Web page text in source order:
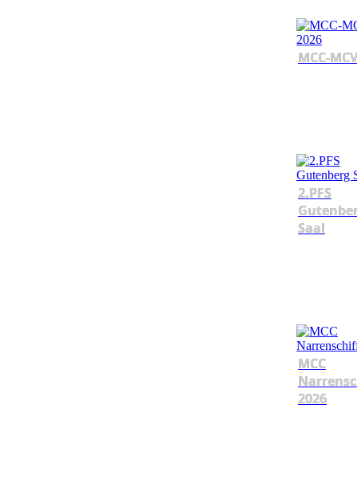
MCC-
2.PFS
Saal
MCC
2026